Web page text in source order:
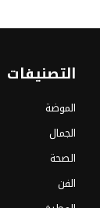
التصنيفات
الموضة
الجمال
الصحة
الفن